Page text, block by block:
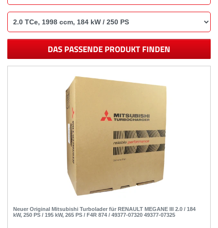
DAS PASSENDE PRODUKT FINDEN
Neuer Original Mitsubishi Turbolader für RENAULT MEGANE III 2.0 / 184
kW, 250 PS / 195 kW, 265 PS / F4R 874 / 49377-07320 49377-07325